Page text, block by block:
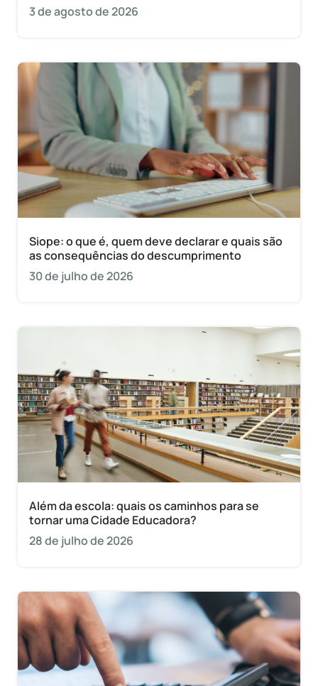
3 de agosto de 2026
Siope: o que é, quem deve declarar e quais são
as consequências do descumprimento
30 de julho de 2026
Além da escola: quais os caminhos para se
tornar uma Cidade Educadora?
28 de julho de 2026